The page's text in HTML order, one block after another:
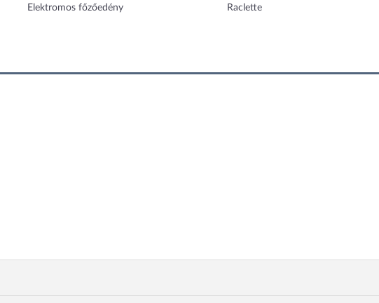
Elektromos főzőedény Raclette